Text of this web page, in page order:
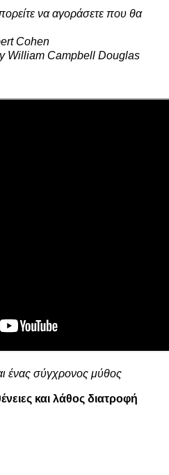
να αγοράσετε που θα
Cohen
William Campbell Douglas
ένας σύγχρονος μύθος
και λάθος διατροφή